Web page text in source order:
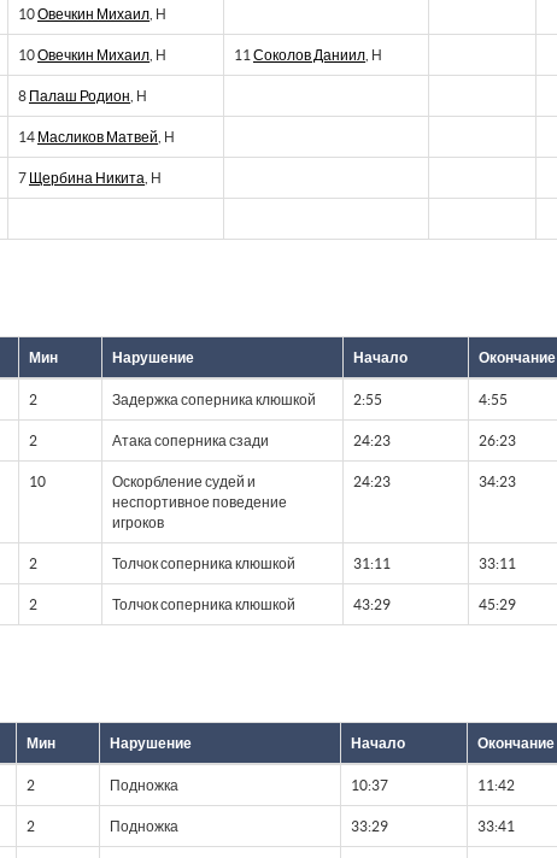
10Овечкин Михаил , Н
10Овечкин Михаил , Н 11 Соколов Даниил , Н
8 Палаш Родион , Н
14 Масликов Матвей , Н
7 Щербина Никита , Н
Мин Нарушение Начало Окончание
2 Задержка соперника клюшкой 2:55 4:55
2 Атака соперника сзади 24:23 26:23
10
Оскорбление судей и
неспортивное поведение
игроков
24:23 34:23
2 Толчок соперника клюшкой 31:11 33:11
2 Толчок соперника клюшкой 43:29 45:29
Мин Нарушение Начало Окончание
2 Подножка 10:37 11:42
2 Подножка 33:29 33:41